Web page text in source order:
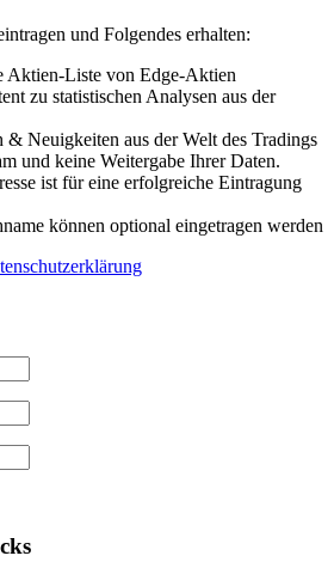
und Folgendes erhalten:
Aktien-Liste von Edge-Aktien
zu statistischen Analysen aus der
& Neuigkeiten aus der Welt des Tradings
und keine Weitergabe Ihrer Daten.
ist für eine erfolgreiche Eintragung
können optional eingetragen werden